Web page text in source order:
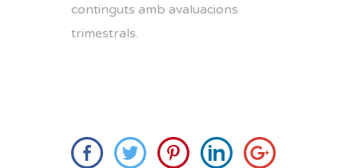
continguts amb avaluacions
trimestrals.